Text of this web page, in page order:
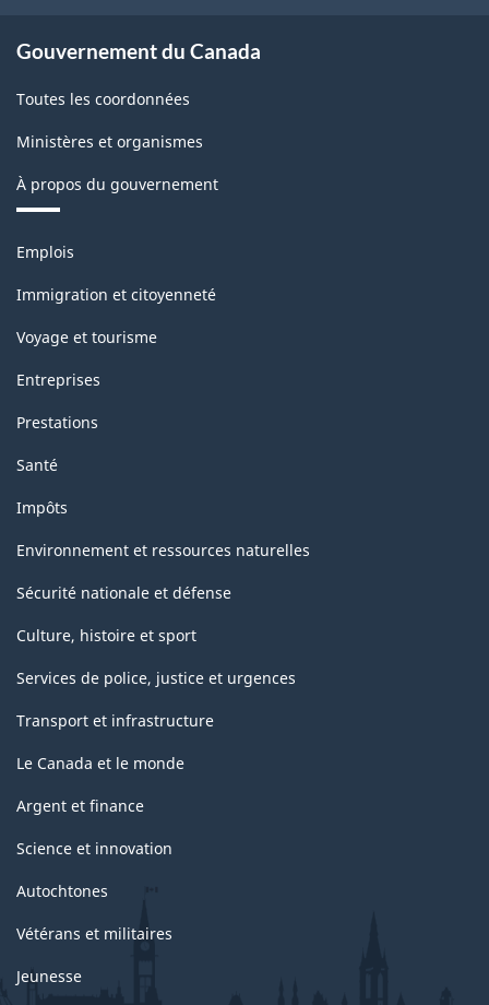
2022
-
Structure
la
classification
Gouvernement du Canada
Toutes les coordonnées
Ministères et organismes
À propos du gouvernement
Thèmes
sujets
Emplois
Immigration et citoyenneté
Voyage et tourisme
Entreprises
Prestations
Santé
Impôts
Environnement et ressources naturelles
Sécurité nationale et défense
Culture, histoire et sport
Services de police, justice et urgences
Transport et infrastructure
Le Canada et le monde
Argent et finance
Science et innovation
Autochtones
Vétérans et militaires
Jeunesse